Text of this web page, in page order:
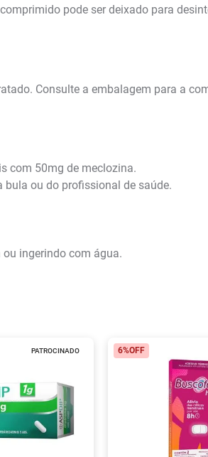
pode ser deixado para
Consulte a embalagem para a
com 50mg de meclozina.
ou do profissional de saúde.
ingerindo com água.
PATROCINADO 6%OFF